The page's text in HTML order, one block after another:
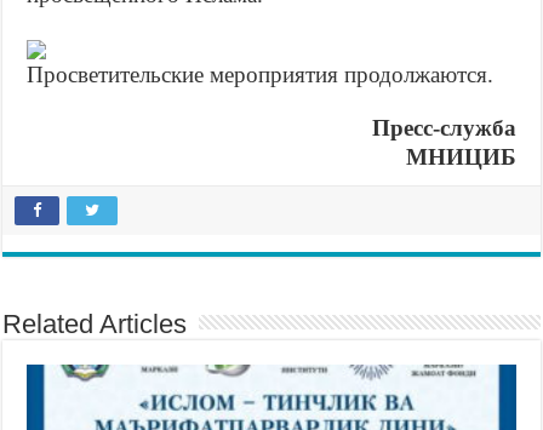
Просветительские мероприятия продолжаются.
Пресс-служба
МНИЦИБ
Related Articles